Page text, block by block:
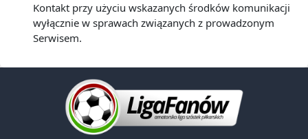
Kontakt przy użyciu wskazanych środków komunikacji
wyłącznie w sprawach związanych z prowadzonym
Serwisem.